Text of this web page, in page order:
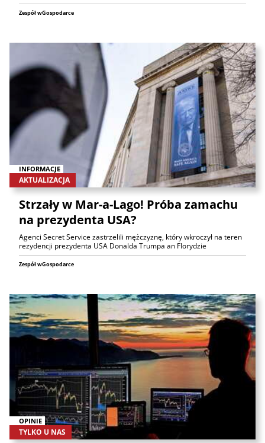
Zespół wGospodarce
INFORMACJE
AKTUALIZACJA
Strzały w Mar-a-Lago! Próba zamachu
na prezydenta USA?
Agenci Secret Service zastrzelili mężczyznę, który wkroczył na teren
rezydencji prezydenta USA Donalda Trumpa an Florydzie
Zespół wGospodarce
OPINIE
TYLKO U NAS